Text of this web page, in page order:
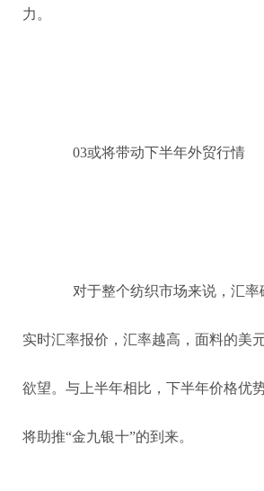
力。
03或将带动下半年外贸行情
对于整个纺织市场来说，汇
实时汇率报价，汇率越高，面料的美
欲望。与上半年相比，下半年价格优
将助推“金九银十”的到来。